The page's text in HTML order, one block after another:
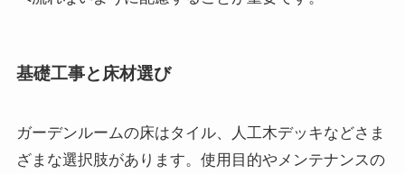
基礎工事と床材選び
ガーデンルームの床はタイル、人工木デッキなどさま
ざまな選択肢があります。使用目的やメンテナンスの